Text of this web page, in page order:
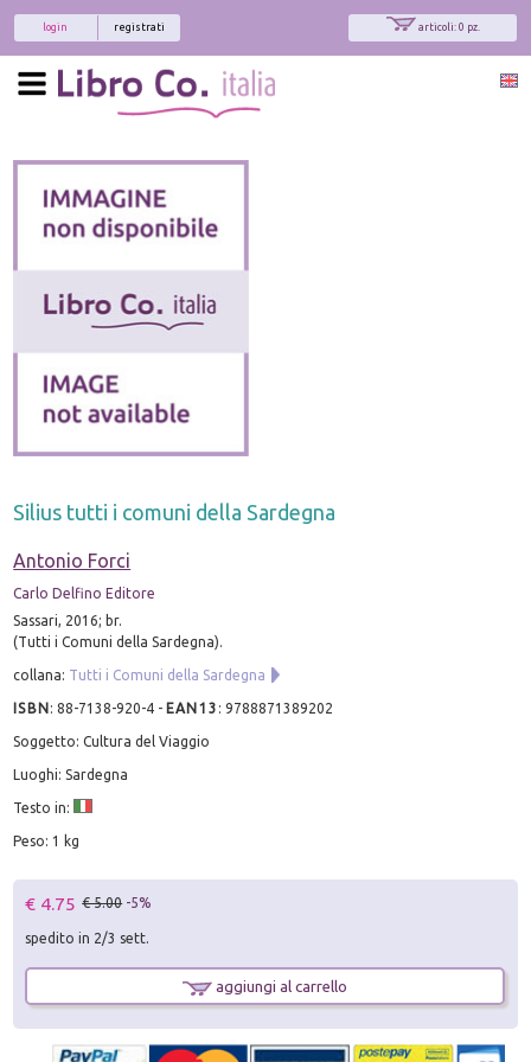
articoli: 0 pz.
registrati
login
Silius tutti i comuni della Sardegna
Antonio Forci
Carlo Delfino Editore
Sassari, 2016; br.
(Tutti i Comuni della Sardegna).
collana: Tutti i Comuni della Sardegna
ISBN:88-7138-920-4 - EAN13 :9788871389202
Soggetto: Cultura del Viaggio
Luoghi: Sardegna
Testo in:
Peso: 1 kg
€ 4.75 € 5.00 -5%
spedito in 2/3 sett.
aggiungi al carrello